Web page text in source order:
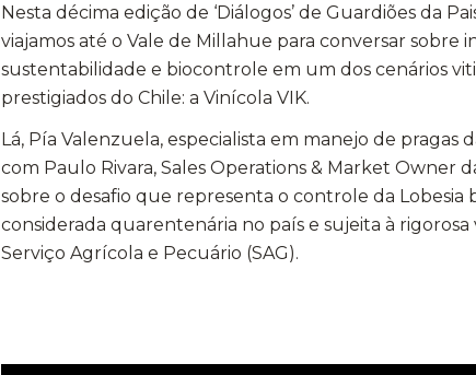
Nesta décima edição de ‘Diálogos’ de Guardiões da
viajamos até o Vale de Millahue para conversar sobre
sustentabilidade e biocontrole em um dos cenários
prestigiados do Chile: a Vinícola VIK.
Lá, Pía Valenzuela, especialista em manejo de pragas
com Paulo Rivara, Sales Operations & Market Owner
sobre o desafio que representa o controle da Lobesia
considerada quarentenária no país e sujeita à rigorosa
Serviço Agrícola e Pecuário (SAG).